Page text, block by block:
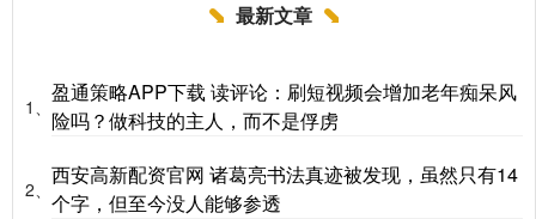
最新文章
1、
盈通策略APP下载 读评论：刷短视频会增加老年痴呆风
险吗？做科技的主人，而不是俘虏
2、
西安高新配资官网 诸葛亮书法真迹被发现，虽然只有14
个字，但至今没人能够参透